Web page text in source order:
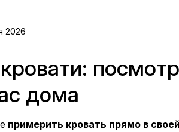
2026
дома
примерить кровать прямо в